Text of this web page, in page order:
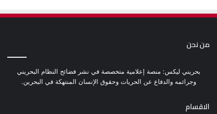
من نحن
بحريني ليكس: منصة إعلامية متخصصة في نشر فضائح النظام البحريني
وجرائمه والدفاع عن الحريات وحقوق الإنسان المنتهكة في البحرين.
الاقسام